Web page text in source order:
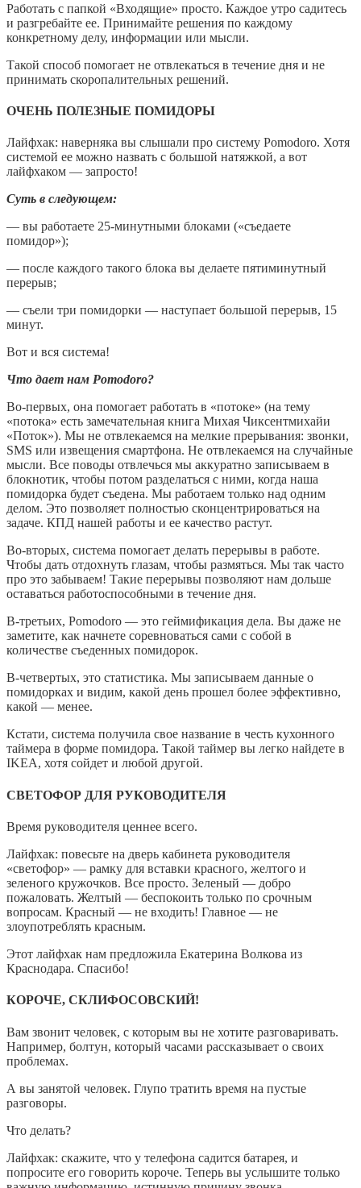
Работать с папкой «Входящие» просто. Каждое утро садитесь
и разгребайте ее. Принимайте решения по каждому
конкретному делу, информации или мысли.
Такой способ помогает не отвлекаться в течение дня и не
принимать скоропалительных решений.
ОЧЕНЬ ПОЛЕЗНЫЕ ПОМИДОРЫ
Лайфхак: наверняка вы слышали про систему Pomodoro. Хотя
системой ее можно назвать с большой натяжкой, а вот
лайфхаком — запросто!
Суть в следующем:
— вы работаете 25-минутными блоками («съедаете
помидор»);
— после каждого такого блока вы делаете пятиминутный
перерыв;
— съели три помидорки — наступает большой перерыв, 15
минут.
Вот и вся система!
Что дает нам Pomodoro?
Во-первых, она помогает работать в «потоке» (на тему
«потока» есть замечательная книга Михая Чиксентмихайи
«Поток»). Мы не отвлекаемся на мелкие прерывания: звонки,
SMS или извещения смартфона. Не отвлекаемся на случайные
мысли. Все поводы отвлечься мы аккуратно записываем в
блокнотик, чтобы потом разделаться с ними, когда наша
помидорка будет съедена. Мы работаем только над одним
делом. Это позволяет полностью сконцентрироваться на
задаче. КПД нашей работы и ее качество растут.
Во-вторых, система помогает делать перерывы в работе.
Чтобы дать отдохнуть глазам, чтобы размяться. Мы так часто
про это забываем! Такие перерывы позволяют нам дольше
оставаться работоспособными в течение дня.
В-третьих, Pomodoro — это геймификация дела. Вы даже не
заметите, как начнете соревноваться сами с собой в
количестве съеденных помидорок.
В-четвертых, это статистика. Мы записываем данные о
помидорках и видим, какой день прошел более эффективно,
какой — менее.
Кстати, система получила свое название в честь кухонного
таймера в форме помидора. Такой таймер вы легко найдете в
IKEA, хотя сойдет и любой другой.
СВЕТОФОР ДЛЯ РУКОВОДИТЕЛЯ
Время руководителя ценнее всего.
Лайфхак: повесьте на дверь кабинета руководителя
«светофор» — рамку для вставки красного, желтого и
зеленого кружочков. Все просто. Зеленый — добро
пожаловать. Желтый — беспокоить только по срочным
вопросам. Красный — не входить! Главное — не
злоупотреблять красным.
Этот лайфхак нам предложила Екатерина Волкова из
Краснодара. Спасибо!
КОРОЧЕ, СКЛИФОСОВСКИЙ!
Вам звонит человек, с которым вы не хотите разговаривать.
Например, болтун, который часами рассказывает о своих
проблемах.
А вы занятой человек. Глупо тратить время на пустые
разговоры.
Что делать?
Лайфхак: скажите, что у телефона садится батарея, и
попросите его говорить короче. Теперь вы услышите только